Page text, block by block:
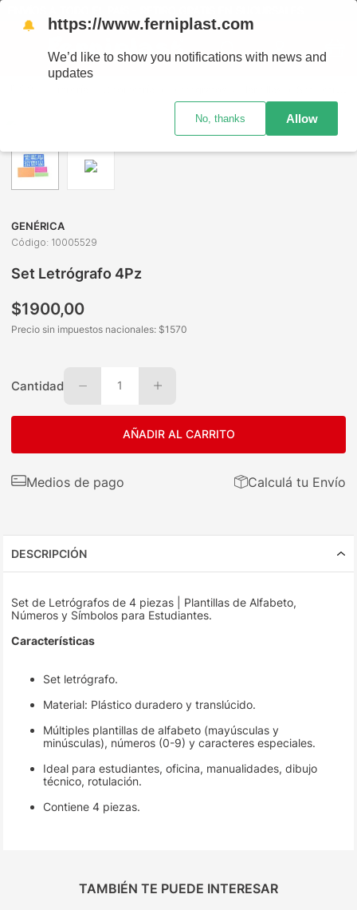
GENÉRICA
Código: 10005529
Set Letrógrafo 4Pz
$1900,00
Precio sin impuestos nacionales: $1570
Cantidad 1
AÑADIR AL CARRITO
Medios de pago Calculá tu Envío
DESCRIPCIÓN
Set de Letrógrafos de 4 piezas | Plantillas de Alfabeto,
Números y Símbolos para Estudiantes.
Características
Set letrógrafo.
Material: Plástico duradero y translúcido.
Múltiples plantillas de alfabeto (mayúsculas y
minúsculas), números (0-9) y caracteres especiales.
Ideal para estudiantes, oficina, manualidades, dibujo
técnico, rotulación.
Contiene 4 piezas.
TAMBIÉN TE PUEDE INTERESAR
🔔 https://www.ferniplast.com
We’d like to show you notifications with news and
updates
No, thanks Allow